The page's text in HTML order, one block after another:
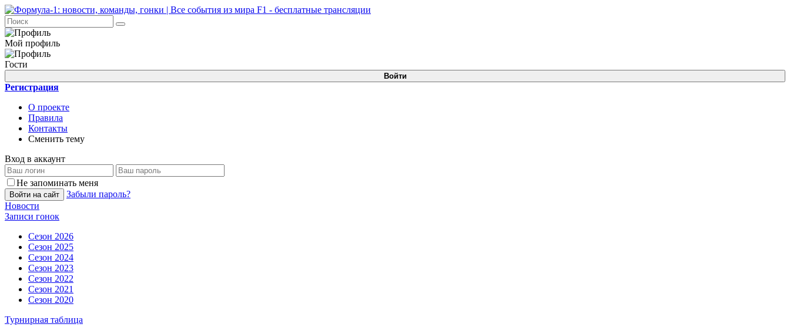
Мой профиль
Гости
Войти
Регистрация
О проекте
Правила
Контакты
Сменить тему
Вход в аккаунт
Не запоминать меня
Войти на сайт
Забыли пароль?
Новости
Записи гонок
Сезон 2026
Сезон 2025
Сезон 2024
Сезон 2023
Сезон 2022
Сезон 2021
Сезон 2020
Турнирная таблица